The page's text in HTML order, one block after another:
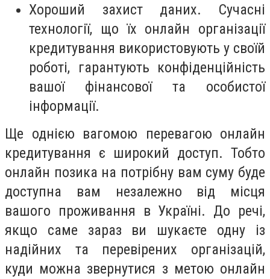
Хороший захист даних. Сучасні
технології, що їх онлайн організації
кредитування використовують у своїй
роботі, гарантують конфіденційність
вашої фінансової та особистої
інформації.
Ще однією вагомою перевагою онлайн
кредитування є широкий доступ. Тобто
онлайн позика на потрібну вам суму буде
доступна вам незалежно від місця
вашого проживання в Україні. До речі,
якщо саме зараз ви шукаєте одну із
надійних та перевірених організацій,
куди можна звернутися з метою онлайн